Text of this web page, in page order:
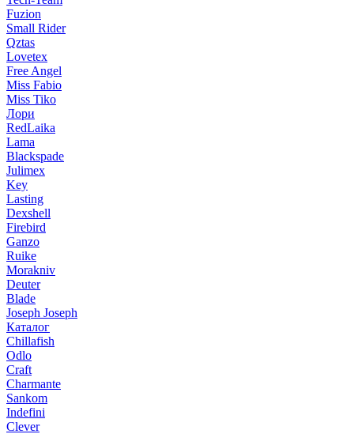
Fuzion
Small Rider
Qztas
Lovetex
Free Angel
Miss Fabio
Miss Tiko
Лори
RedLaika
Lama
Blackspade
Julimex
Key
Lasting
Dexshell
Firebird
Ganzo
Ruike
Morakniv
Deuter
Blade
Joseph Joseph
Каталог
Chillafish
Odlo
Craft
Charmante
Sankom
Indefini
Clever